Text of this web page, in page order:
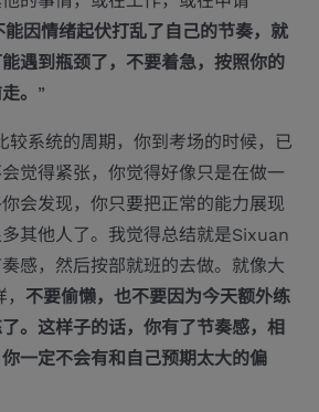
能因情绪起伏打乱了自己的节奏，就
遇到瓶颈了，不要着急，按照你的
。 ”
较系统的周期，你到考场的时候，已
觉得紧张，你觉得好像只是在做一
会发现，你只要把正常的能力展现
其他人了。我觉得总结就是Sixuan
感，然后按部就班的去做。就像大
不要偷懒，也不要因为今天额外练
。这样子的话，你有了节奏感，相
一定不会有和自己预期太大的偏